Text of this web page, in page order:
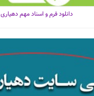
دانلود فرم و اسناد مهم دهیاری